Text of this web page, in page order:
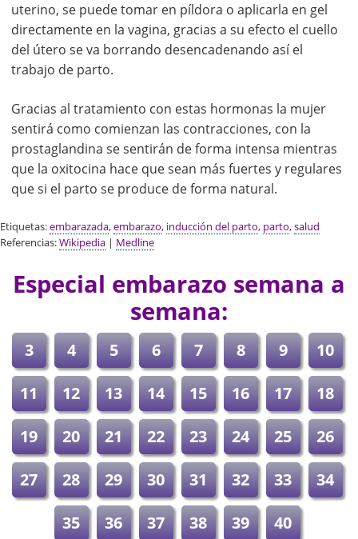
uterino, se puede tomar en píldora o aplicarla en gel
directamente en la vagina, gracias a su efecto el cuello
del útero se va borrando desencadenando así el
trabajo de parto.
Gracias al tratamiento con estas hormonas la mujer
sentirá como comienzan las contracciones, con la
prostaglandina se sentirán de forma intensa mientras
que la oxitocina hace que sean más fuertes y regulares
que si el parto se produce de forma natural.
Etiquetas:embarazada,embarazo, inducción del parto, parto,salud
Referencias:Wikipedia | Medline
Especial embarazo semana a
semana:
3 4 5 6 7 8 9
10
11
12 13 14 15 16 17
18
19
20 21 22 23 24 25
26
27
28 29 30 31 32 33
34
35
36 37 38 39 40